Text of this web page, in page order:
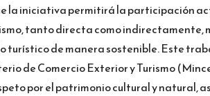
la iniciativa permitirá la participación
tanto directa como
turístico de manera sostenible. Este
de Comercio Exterior y Turismo
por el patrimonio cultural y natural,